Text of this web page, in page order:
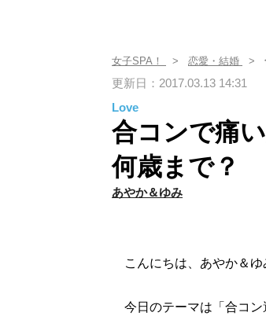
女子SPA！ 恋愛・結婚
更新日：2017.03.13 14:31
Love
合コンで痛
何歳まで？
あやか＆ゆみ
こんにちは、あやか＆ゆ
今日のテーマは「合コン